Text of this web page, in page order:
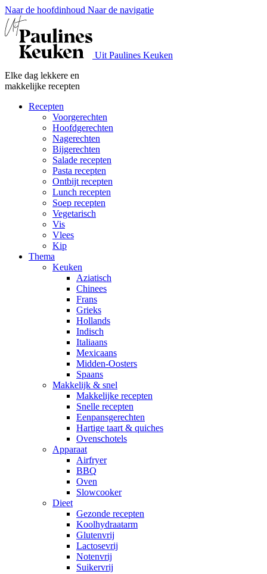
Naar de hoofdinhoud Naar de navigatie
Uit Paulines Keuken
Elke dag lekkere en
makkelijke recepten
Recepten
Voorgerechten
Hoofdgerechten
Nagerechten
Bijgerechten
Salade recepten
Pasta recepten
Ontbijt recepten
Lunch recepten
Soep recepten
Vegetarisch
Vis
Vlees
Kip
Thema
Keuken
Aziatisch
Chinees
Frans
Grieks
Hollands
Indisch
Italiaans
Mexicaans
Midden-Oosters
Spaans
Makkelijk & snel
Makkelijke recepten
Snelle recepten
Eenpansgerechten
Hartige taart & quiches
Ovenschotels
Apparaat
Airfryer
BBQ
Oven
Slowcooker
Dieet
Gezonde recepten
Koolhydraatarm
Glutenvrij
Lactosevrij
Notenvrij
Suikervrij